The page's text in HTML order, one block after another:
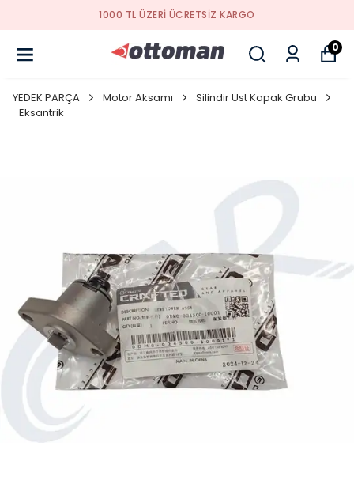
YENI SEZON ÜRÜNLER
0
YEDEK PARÇA Motor Aksamı
Silindir Üst Kapak Grubu
Eksantrik